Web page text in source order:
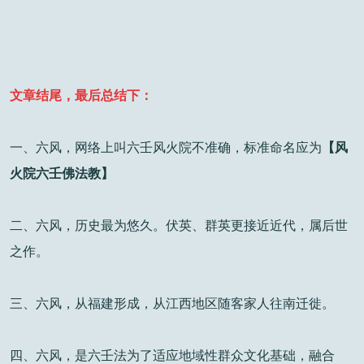
文章结尾，最后总结下：
一、六风，网络上叫六壬风火院不准确，标准命名应为 【风
火院六壬佛法教】
二、六风，历史最为悠久。伏英、群英更接近近代，属后世
之作。
三、六风，从福建形成，从江西地区随客家人往南迁徙。
四、六风，是六壬法为了适应地域性群众文化基础，融合